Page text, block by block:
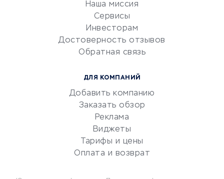
документооборот
Юридические компании
Бухгалтерия онлайн
Наша миссия
Сервисы
Инвесторам
Достоверность отзывов
Обратная связь
ДЛЯ КОМПАНИЙ
Добавить компанию
Заказать обзор
Реклама
Виджеты
Тарифы и цены
Оплата и возврат